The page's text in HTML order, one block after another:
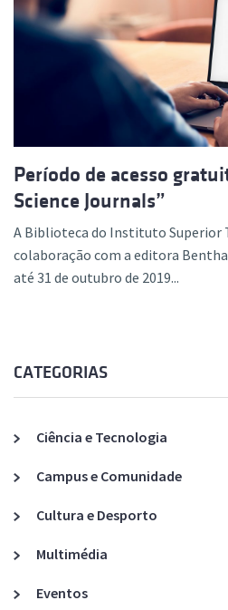
Período de acesso
Science Journals”
A Biblioteca do Instituto Superior
colaboração com a editora
até 31 de outubro de 2019...
CATEGORIAS
Ciência e Tecnologia
Campus e Comunidade
Cultura e Desporto
Multimédia
Eventos